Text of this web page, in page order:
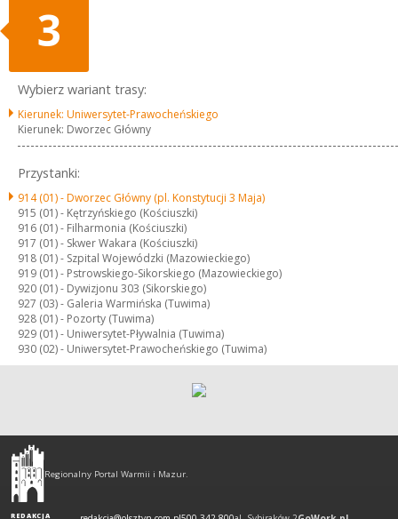
3
Wybierz wariant trasy:
Kierunek: Uniwersytet-Prawocheńskiego
Kierunek: Dworzec Główny
Przystanki:
914 (01) -Dworzec Główny (pl. Konstytucji 3 Maja)
915 (01) - Kętrzyńskiego (Kościuszki)
916 (01) - Filharmonia (Kościuszki)
917 (01) - Skwer Wakara (Kościuszki)
918 (01) - Szpital Wojewódzki (Mazowieckiego)
919 (01) - Pstrowskiego-Sikorskiego (Mazowieckiego)
920 (01) - Dywizjonu 303 (Sikorskiego)
927 (03) - Galeria Warmińska (Tuwima)
928 (01) - Pozorty (Tuwima)
929 (01) - Uniwersytet-Pływalnia (Tuwima)
930 (02) - Uniwersytet-Prawocheńskiego (Tuwima)
Olsztyn
-
regionalny
Regionalny Portal Warmii i Mazur.
REDAKCJA